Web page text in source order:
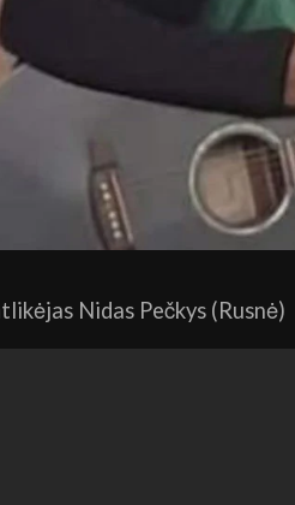
Nidas Pečkys (Rusnė)